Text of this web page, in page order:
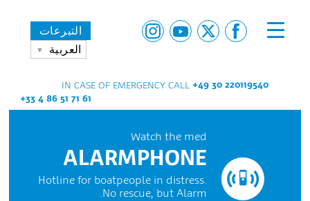
التبرعات
العربية
IN CASE OF EMERGENCY CALL +49 30 220119540
+33 4 86 51 71 61
Watch the med
ALARMPHONE
Hotline for boatpeople in distress.
No rescue, but Alarm.